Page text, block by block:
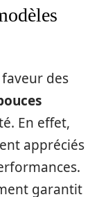
des
En effet,
appréciés
garantit